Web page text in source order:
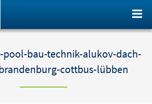
pool-bau-technik-alukov-dach-
cottbus-lübben